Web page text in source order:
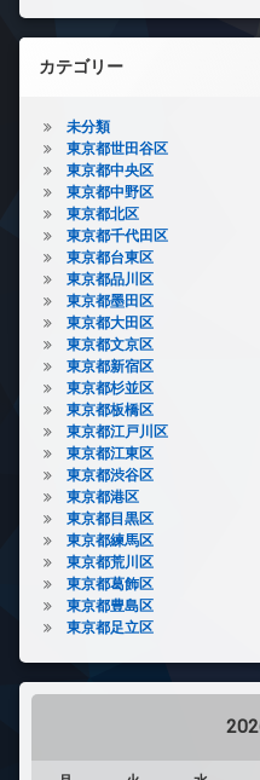
カテゴリー
未分類
東京都世田谷区
東京都中央区
東京都中野区
東京都北区
東京都千代田区
東京都台東区
東京都品川区
東京都墨田区
東京都大田区
東京都文京区
東京都新宿区
東京都杉並区
東京都板橋区
東京都江戸川区
東京都江東区
東京都渋谷区
東京都港区
東京都目黒区
東京都練馬区
東京都荒川区
東京都葛飾区
東京都豊島区
東京都足立区